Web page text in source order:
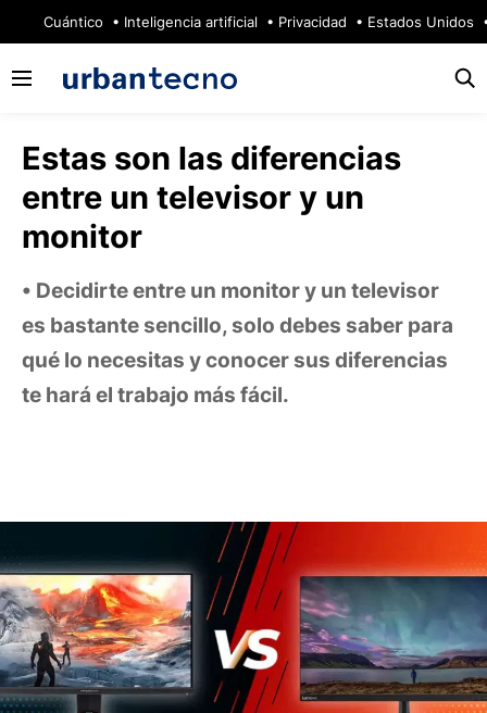
Cuántico Inteligencia artificial Privacidad Estados Unidos
Estas son las diferencias
entre un televisor y un
monitor
Decidirte entre un monitor y un televisor
es bastante sencillo, solo debes saber para
qué lo necesitas y conocer sus diferencias
te hará el trabajo más fácil.